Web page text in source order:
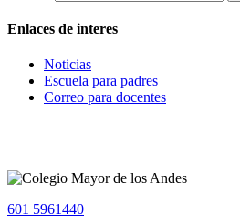
Enlaces de interes
Noticias
Escuela para padres
Correo para docentes
601 5961440